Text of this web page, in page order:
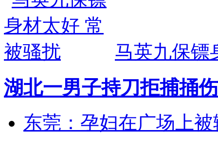
马英九保镖
湖北一男子持刀拒捕捅
东莞：孕妇在广场上